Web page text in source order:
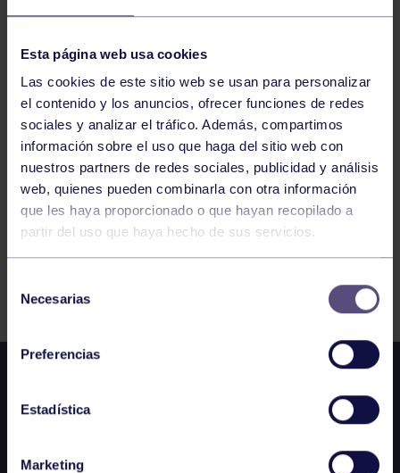
Esta página web usa cookies
Las cookies de este sitio web se usan para personalizar
el contenido y los anuncios, ofrecer funciones de redes
sociales y analizar el tráfico. Además, compartimos
información sobre el uso que haga del sitio web con
nuestros partners de redes sociales, publicidad y análisis
web, quienes pueden combinarla con otra información
que les haya proporcionado o que hayan recopilado a
partir del uso que haya hecho de sus servicios.
Necesarias
Preferencias
Estadística
Marketing
EL ENTREGO
464 465 466 467 468 469 470
FILTRAR